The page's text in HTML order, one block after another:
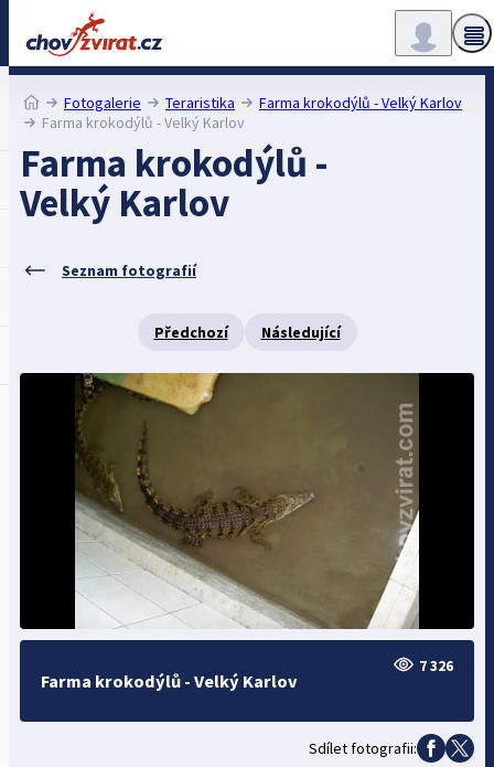
Fotogalerie Teraristika
Farma krokodýlů - Velký Karlov
Farma krokodýlů - Velký Karlov
Farma krokodýlů -
Velký Karlov
Seznam fotografií
Předchozí Následující
Farma krokodýlů - Velký Karlov
7 326
Sdílet fotografii: